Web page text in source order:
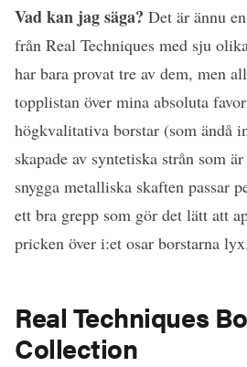
Vad kan jag säga? Det är ännu
från Real Techniques med sju
har bara provat tre av dem, men
topplistan över mina absoluta
högkvalitativa borstar (som ändå
skapade av syntetiska strån som
snygga metalliska skaften passar
ett bra grepp som gör det lätt att
pricken över i:et osar borstarna lyx.
Real Techniques
Collection